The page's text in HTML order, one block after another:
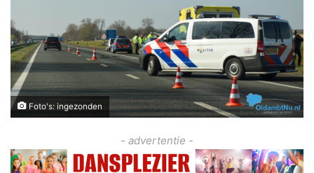
Foto's: ingezonden
- advertentie -